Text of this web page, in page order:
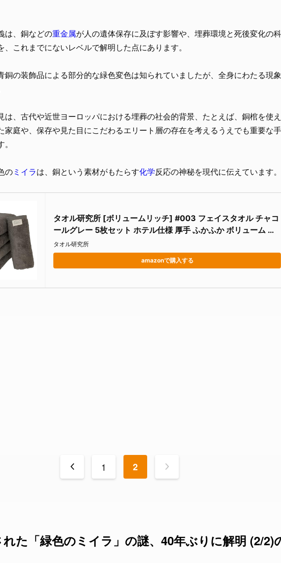
は、銅などの重金属が人の遺体保存に及ぼす影響や、埋葬環境と死後変化の
、これまでにないレベルで解明した点にあります。
銅の装飾品による部分的な緑色変色は知られていましたが、全身にわたる現
は、古代や近世ヨーロッパにおける埋葬の社会的背景、たとえば、銅棺を使
家庭や、保存や見た目にこだわるエリート層の存在を考えるうえでも重要な
の ミイラは、銅という素材がもたらす化学反応の神秘を現代に伝えています。
タオル研究所 [ボリュームリッチ] #003 フェイスタオル チャコ
ールグレー 5枚セット ホテル仕様 厚手 ふかふか ボリューム 高
速吸水 耐久性 綿100% 480GSM JapanTechnology
タオル研究所
amazonで購入する
< 1 2 >
た「緑色のミイラ」の謎、40年ぶりに解明 (2/2)